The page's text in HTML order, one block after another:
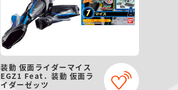
装動 仮面ライダーマイス
EGZ1 Feat．装動 仮面ラ
イダーゼッツ